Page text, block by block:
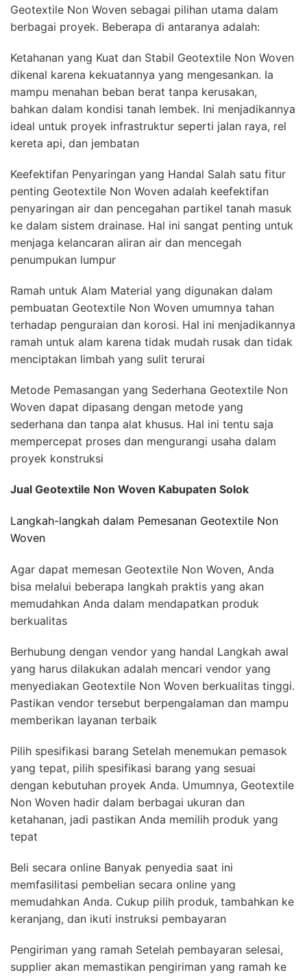
Geotextile Non Woven sebagai pilihan utama dalam
berbagai proyek. Beberapa di antaranya adalah:
Ketahanan yang Kuat dan Stabil Geotextile Non Woven
dikenal karena kekuatannya yang mengesankan. Ia
mampu menahan beban berat tanpa kerusakan,
bahkan dalam kondisi tanah lembek. Ini menjadikannya
ideal untuk proyek infrastruktur seperti jalan raya, rel
kereta api, dan jembatan
Keefektifan Penyaringan yang Handal Salah satu fitur
penting Geotextile Non Woven adalah keefektifan
penyaringan air dan pencegahan partikel tanah masuk
ke dalam sistem drainase. Hal ini sangat penting untuk
menjaga kelancaran aliran air dan mencegah
penumpukan lumpur
Ramah untuk Alam Material yang digunakan dalam
pembuatan Geotextile Non Woven umumnya tahan
terhadap penguraian dan korosi. Hal ini menjadikannya
ramah untuk alam karena tidak mudah rusak dan tidak
menciptakan limbah yang sulit terurai
Metode Pemasangan yang Sederhana Geotextile Non
Woven dapat dipasang dengan metode yang
sederhana dan tanpa alat khusus. Hal ini tentu saja
mempercepat proses dan mengurangi usaha dalam
proyek konstruksi
Jual Geotextile Non Woven Kabupaten Solok
Langkah-langkah dalam Pemesanan Geotextile Non
Woven
Agar dapat memesan Geotextile Non Woven, Anda
bisa melalui beberapa langkah praktis yang akan
memudahkan Anda dalam mendapatkan produk
berkualitas
Berhubung dengan vendor yang handal Langkah awal
yang harus dilakukan adalah mencari vendor yang
menyediakan Geotextile Non Woven berkualitas tinggi.
Pastikan vendor tersebut berpengalaman dan mampu
memberikan layanan terbaik
Pilih spesifikasi barang Setelah menemukan pemasok
yang tepat, pilih spesifikasi barang yang sesuai
dengan kebutuhan proyek Anda. Umumnya, Geotextile
Non Woven hadir dalam berbagai ukuran dan
ketahanan, jadi pastikan Anda memilih produk yang
tepat
Beli secara online Banyak penyedia saat ini
memfasilitasi pembelian secara online yang
memudahkan Anda. Cukup pilih produk, tambahkan ke
keranjang, dan ikuti instruksi pembayaran
Pengiriman yang ramah Setelah pembayaran selesai,
supplier akan memastikan pengiriman yang ramah ke